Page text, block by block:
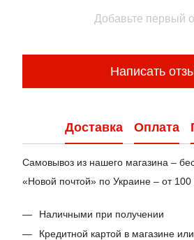
Добавьте первый
Написать
Доставка Оплата
Самовывоз из нашего магазина –
«Новой почтой» по Украине – от 100
Наличными при получении
Кредитной картой в магазине